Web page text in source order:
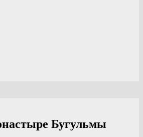
Бугульмы